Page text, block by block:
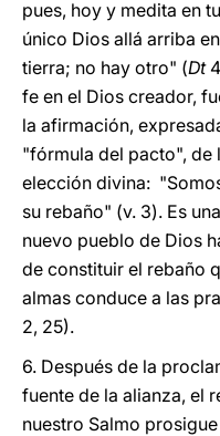
pues, hoy y medita en
único Dios allá arriba
tierra; no hay otro" (Dt
fe en el Dios creador,
la afirmación,
"fórmula del pacto", de
elección divina:
su rebaño" (v. 3). Es
nuevo pueblo de Dios
de constituir el rebaño
almas conduce a las
2, 25).
6. Después de la
fuente de la alianza, el
nuestro Salmo